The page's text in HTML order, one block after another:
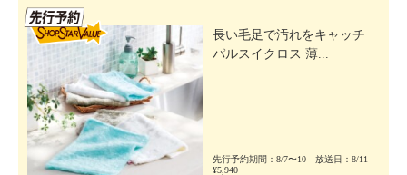
長い毛足で汚れをキャッチ
パルスイクロス 薄...
先行予約期間：8/7〜10 放送日：8/11
¥5,940